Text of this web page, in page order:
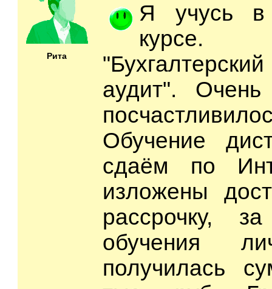
Рита
Я учусь
курсе.
аудит".
Обучение
сдаём по
изложены
рассрочку,
обучения
получилась